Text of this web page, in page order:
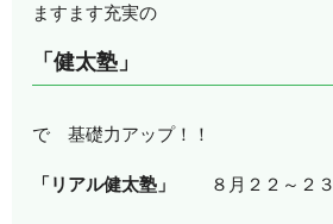
ますます充実の
「健太塾」
で 基礎力アップ！！
「リアル健太塾」 ８月２２～２３